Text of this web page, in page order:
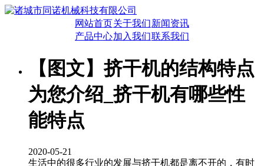
网站首页关于我们新闻资讯
产品中心加入我们联系我们
【图文】挤干机的结构特点
为您介绍_挤干机有哪些性
能特点
2020-05-21
生活中的很多行业的发展与挤干机都是离不开的，有时